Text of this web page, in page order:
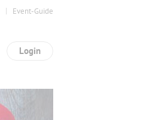
Event-Guide
Login